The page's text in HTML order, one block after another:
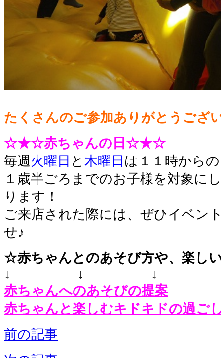
たくさんのご参加ありがとうござ
☆★☆赤ちゃんの日☆★☆
毎週火曜日 と 木曜日 は１１時から
１歳半ごろまでのお子様を対象に
ります！
ご来店された際には、ぜひイベン
せ♪
☆赤ちゃんとのあそび方や、楽し
↓ ↓ ↓
赤ちゃんへのあそびの提案
赤ちゃんと楽しむキドキドの過ご
前の記事